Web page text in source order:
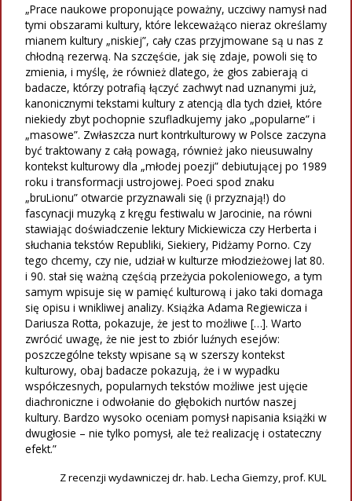
„Prace naukowe proponujące poważny, uczciwy namysł nad
tymi obszarami kultury, które lekceważąco nieraz określamy
mianem kultury „niskiej”, cały czas przyjmowane są u nas z
chłodną rezerwą. Na szczęście, jak się zdaje, powoli się to
zmienia, i myślę, że również dlatego, że głos zabierają ci
badacze, którzy potrafią łączyć zachwyt nad uznanymi już,
kanonicznymi tekstami kultury z atencją dla tych dzieł, które
niekiedy zbyt pochopnie szufladkujemy jako „popularne” i
„masowe”. Zwłaszcza nurt kontrkulturowy w Polsce zaczyna
być traktowany z całą powagą, również jako nieusuwalny
kontekst kulturowy dla „młodej poezji” debiutującej po 1989
roku i transformacji ustrojowej. Poeci spod znaku
„bruLionu” otwarcie przyznawali się (i przyznają!) do
fascynacji muzyką z kręgu festiwalu w Jarocinie, na równi
stawiając doświadczenie lektury Mickiewicza czy Herberta i
słuchania tekstów Republiki, Siekiery, Pidżamy Porno. Czy
tego chcemy, czy nie, udział w kulturze młodzieżowej lat 80.
i 90. stał się ważną częścią przeżycia pokoleniowego, a tym
samym wpisuje się w pamięć kulturową i jako taki domaga
się opisu i wnikliwej analizy. Książka Adama Regiewicza i
Dariusza Rotta, pokazuje, że jest to możliwe […]. Warto
zwrócić uwagę, że nie jest to zbiór luźnych esejów:
poszczególne teksty wpisane są w szerszy kontekst
kulturowy, obaj badacze pokazują, że i w wypadku
współczesnych, popularnych tekstów możliwe jest ujęcie
diachroniczne i odwołanie do głębokich nurtów naszej
kultury. Bardzo wysoko oceniam pomysł napisania książki w
dwugłosie – nie tylko pomysł, ale też realizację i ostateczny
efekt.”
Z recenzji wydawniczej dr. hab. Lecha Giemzy, prof. KUL